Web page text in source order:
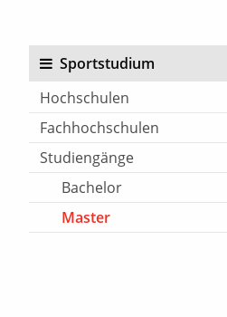
Sportstudium
Hochschulen
Fachhochschulen
Studiengänge
Bachelor
Master